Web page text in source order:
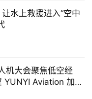
水上救援进入“空中
机大会聚焦低空经
YUNYI Aviation 加速